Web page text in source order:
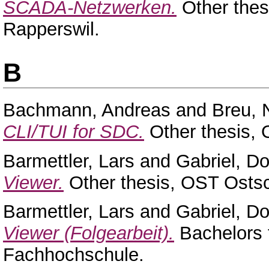
SCADA-Netzwerken. Other
Rapperswil.
B
Bachmann, Andreas and Breu,
CLI/TUI for SDC. Other thesis,
Barmettler, Lars and Gabriel,
Viewer. Other thesis, OST
Barmettler, Lars and Gabriel,
Viewer (Folgearbeit).
Fachhochschule.